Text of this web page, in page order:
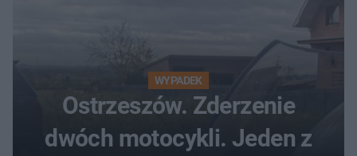
WYPADEK
Ostrzeszów. Zderzenie
dwóch motocykli. Jeden z